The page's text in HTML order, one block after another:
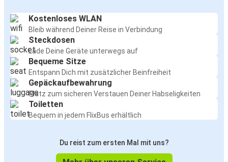
Kostenloses WLAN
Bleib während Deiner Reise in Verbindung
Steckdosen
Lade Deine Geräte unterwegs auf
Bequeme Sitze
Entspann Dich mit zusätzlicher Beinfreiheit
Gepäckaufbewahrung
Platz zum sicheren Verstauen Deiner Habseligkeiten
Toiletten
Bequem in jedem FlixBus erhältlich
Du reist zum ersten Mal mit uns?